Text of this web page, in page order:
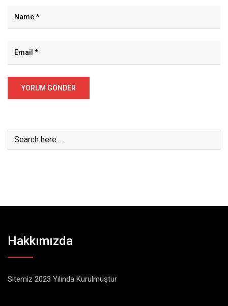
Hakkımızda
Sitemiz 2023 Yılında Kurulmuştur